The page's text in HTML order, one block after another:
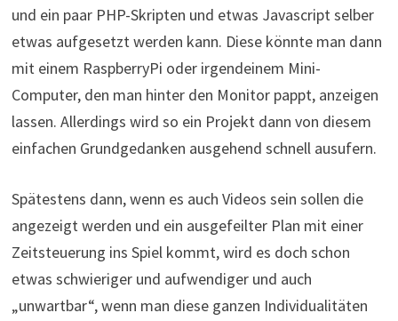
und ein paar PHP-Skripten und etwas Javascript selber
etwas aufgesetzt werden kann. Diese könnte man dann
mit einem RaspberryPi oder irgendeinem Mini-
Computer, den man hinter den Monitor pappt, anzeigen
lassen. Allerdings wird so ein Projekt dann von diesem
einfachen Grundgedanken ausgehend schnell ausufern.
Spätestens dann, wenn es auch Videos sein sollen die
angezeigt werden und ein ausgefeilter Plan mit einer
Zeitsteuerung ins Spiel kommt, wird es doch schon
etwas schwieriger und aufwendiger und auch
„unwartbar“, wenn man diese ganzen Individualitäten